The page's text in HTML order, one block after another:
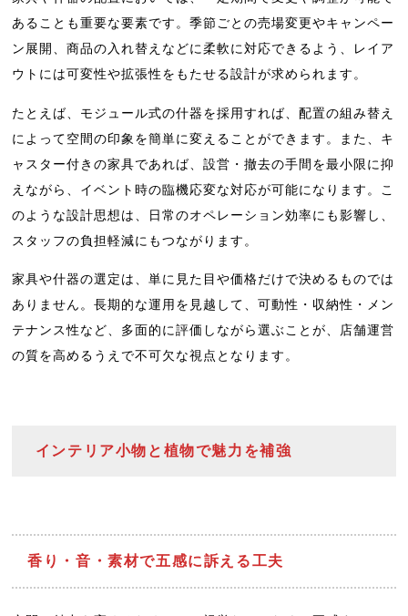
あることも重要な要素です。季節ごとの売場変更やキャンペー
ン展開、商品の入れ替えなどに柔軟に対応できるよう、レイア
ウトには可変性や拡張性をもたせる設計が求められます。
たとえば、モジュール式の什器を採用すれば、配置の組み替え
によって空間の印象を簡単に変えることができます。また、キ
ャスター付きの家具であれば、設営・撤去の手間を最小限に抑
えながら、イベント時の臨機応変な対応が可能になります。こ
のような設計思想は、日常のオペレーション効率にも影響し、
スタッフの負担軽減にもつながります。
家具や什器の選定は、単に見た目や価格だけで決めるものでは
ありません。長期的な運用を見越して、可動性・収納性・メン
テナンス性など、多面的に評価しながら選ぶことが、店舗運営
の質を高めるうえで不可欠な視点となります。
インテリア小物と植物で魅力を補強
香り・音・素材で五感に訴える工夫